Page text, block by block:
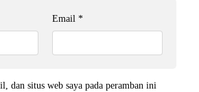
Email *
dan situs web saya pada peramban ini